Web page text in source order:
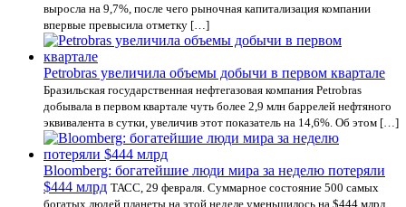
выросла на 9,7%, после чего рыночная капитализация компании
впервые превысила отметку […]
Petrobras увеличила объемы добычи в первом квартале
Бразильская государственная нефтегазовая компания Petrobras
добывала в первом квартале чуть более 2,9 млн баррелей нефтяного
эквивалента в сутки, увеличив этот показатель на 14,6%. Об этом […]
Bloomberg: богатейшие люди мира за неделю потеряли
$444 млрд ТАСС, 29 февраля. Суммарное состояние 500 самых
богатых людей планеты на этой неделе уменьшилось на $444 млрд